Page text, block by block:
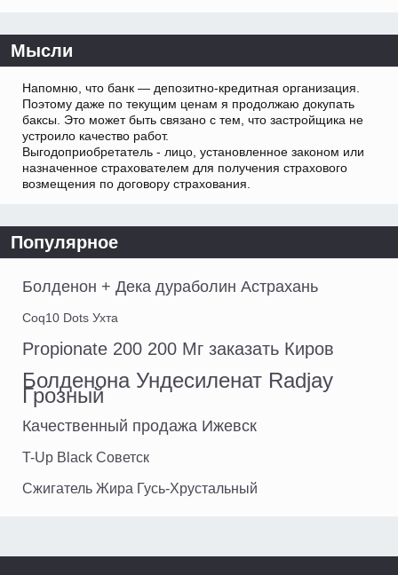
Мысли
Напомню, что банк — депозитно-кредитная организация.
Поэтому даже по текущим ценам я продолжаю докупать
баксы. Это может быть связано с тем, что застройщика не
устроило качество работ.
Выгодоприобретатель - лицо, установленное законом или
назначенное страхователем для получения страхового
возмещения по договору страхования.
Популярное
Болденон + Дека дураболин Астрахань
Coq10 Dots Ухта
Propionate 200 200 Мг заказать Киров
Болденона Ундесиленат Radjay
Грозный
Качественный продажа Ижевск
T-Up Black Советск
Сжигатель Жира Гусь-Хрустальный